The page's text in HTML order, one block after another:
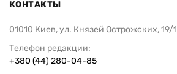
КОНТАКТЫ
01010 Киев, ул. Князей Острожских, 19/1
Телефон редакции:
+380 (44) 280-04-85